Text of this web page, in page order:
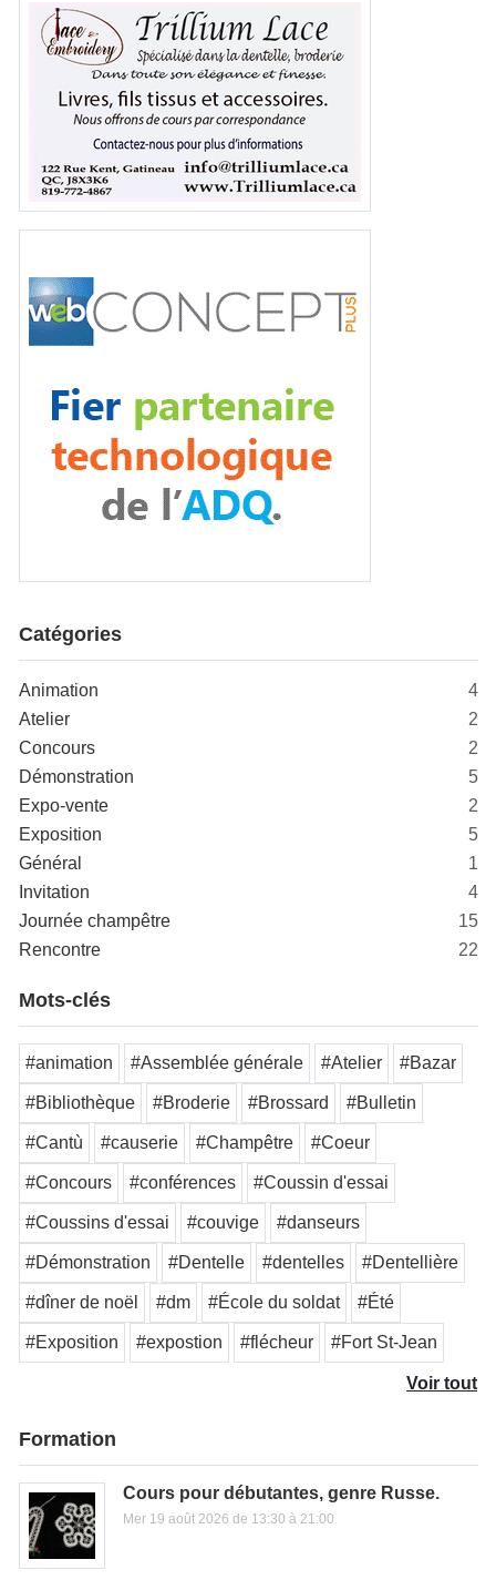
Catégories
Animation
4
Atelier
2
Concours
2
Démonstration
5
Expo-vente
2
Exposition
5
Général
1
Invitation
4
Journée champêtre
15
Rencontre
22
Mots-clés
#animation #Assemblée générale #Atelier #Bazar
#Bibliothèque #Broderie #Brossard #Bulletin
#Cantù #causerie #Champêtre #Coeur
#Concours #conférences #Coussin d'essai
#Coussins d'essai #couvige #danseurs
#Démonstration #Dentelle #dentelles #Dentellière
#dîner de noël #dm #École du soldat #Été
#Exposition #expostion #flécheur #Fort St-Jean
Voir tout
Formation
Cours pour débutantes, genre Russe.
Mer 19 août 2026 de 13:30 à 21:00